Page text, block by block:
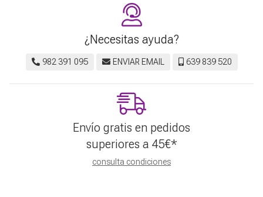
¿Necesitas ayuda?
982 391 095 ENVIAR EMAIL 639 839 520
Envío gratis en pedidos
superiores a 45€*
consulta condiciones